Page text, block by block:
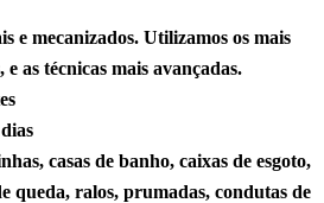
e mecanizados. Utilizamos os mais
as técnicas mais avançadas.
casas de banho, caixas de esgoto,
queda, ralos, prumadas, condutas de